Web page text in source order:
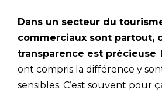
Dans un secteur du
commerciaux sont partout,
transparence est précieuse.
ont compris la différence y
sensibles. C’est souvent pour